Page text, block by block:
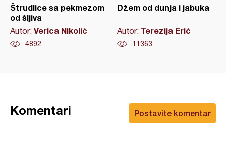
Štrudlice sa pekmezom
od šljiva
Autor: Verica Nikolić
4892
Džem od dunja i jabuka
Autor: Terezija Erić
11363
Postavite komentar
Komentari